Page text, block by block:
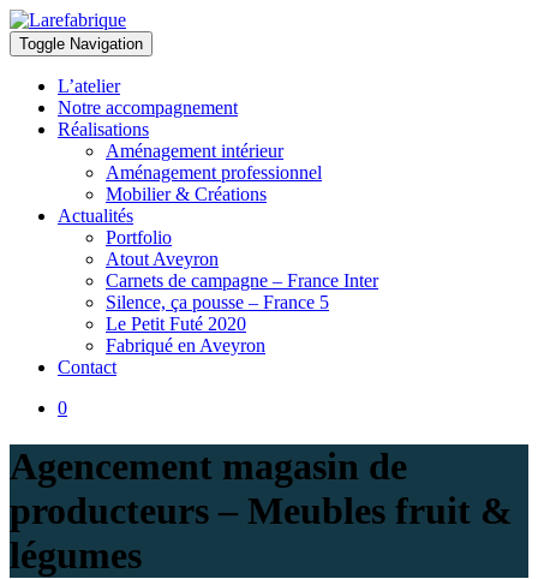
Larefabrique
Larefabrique – Aménagement intérieur design pour pro et particuliers
Toggle Navigation
L’atelier
Notre accompagnement
Réalisations
Aménagement intérieur
Aménagement professionnel
Mobilier & Créations
Actualités
Portfolio
Atout Aveyron
Carnets de campagne – France Inter
Silence, ça pousse – France 5
Le Petit Futé 2020
Fabriqué en Aveyron
Contact
0
Agencement magasin de
producteurs – Meubles fruit &
légumes